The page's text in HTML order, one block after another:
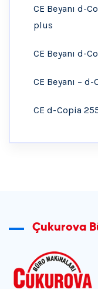
CE Beyanı d-
plus
CE Beyanı d-
CE Beyanı –
CE d-Copia
Çukurova